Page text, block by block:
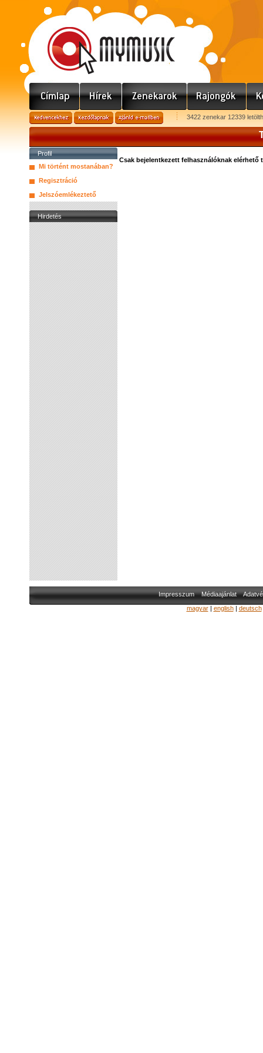
3422 zenekar 12339
Profil
Mi történt mostanában?
Regisztráció
Jelszóemlékeztető
Hirdetés
Csak bejelentkezett felhasználóknak elérhető
Impresszum Médiaajánlat
magyar| english| deutsch